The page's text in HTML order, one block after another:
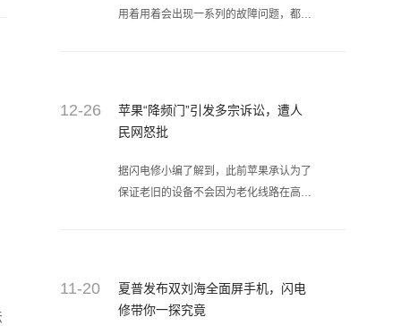
用着用着会出现一系列的故障问题，都说
12-26
苹果“降频门”引发多宗诉讼，遭人
民网怒批
据闪电修小编了解到，此前苹果承认为了
保证老旧的设备不会因为老化线路在高电
11-20
夏普发布双刘海全面屏手机，闪电
修带你一探究竟